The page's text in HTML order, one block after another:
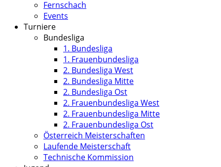
Fernschach
Events
Turniere
Bundesliga
1. Bundesliga
1. Frauenbundesliga
2. Bundesliga West
2. Bundesliga Mitte
2. Bundesliga Ost
2. Frauenbundesliga West
2. Frauenbundesliga Mitte
2. Frauenbundesliga Ost
Österreich Meisterschaften
Laufende Meisterschaft
Technische Kommission